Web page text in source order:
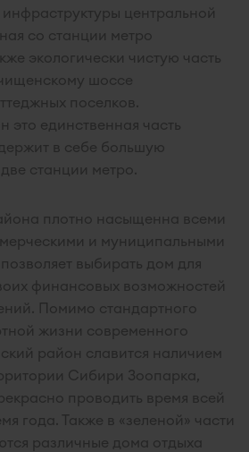
центральной
со станции метро
экологически чистую часть
шоссе
поселков.
это единственная часть
в себе большую
станции метро.
плотно насыщенна всеми
и муниципальными
выбирать дом для
финансовых возможностей
Помимо стандартного
жизни современного
район славится наличием
Сибири Зоопарка,
проводить время всей
года. Также в «зеленой» части
различные дома отдыха